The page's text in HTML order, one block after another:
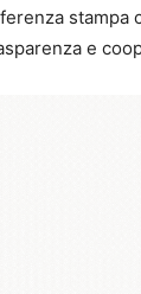
stampa
e